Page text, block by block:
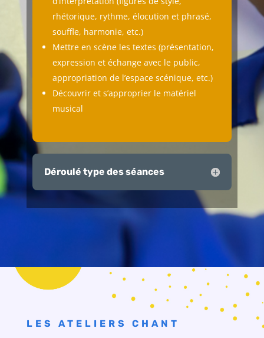
rhétorique, rythme, élocution et phrasé,
souffle, harmonie, etc.)
Mettre en scène les textes (présentation,
expression et échange avec le public,
appropriation de l’espace scénique, etc.)
Découvrir et s’approprier le matériel
musical
Déroulé type des séances
LES ATELIERS CHANT